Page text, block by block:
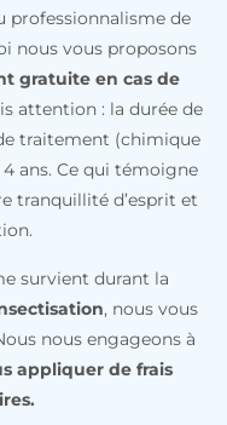
professionnalisme de
nous vous proposons
gratuite en cas de
attention : la durée de
traitement (chimique
ans. Ce qui témoigne
tranquillité d’esprit et
survient durant la
, nous vous
nous engageons à
appliquer de frais